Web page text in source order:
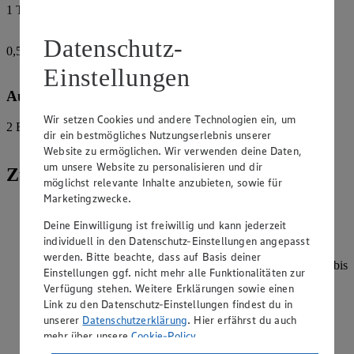
1 TL
0,5
Außerdem:
2 EL
Pflanzenöl, zum Arbeiten
Zubereitung
Zwiebel und Knoblauchzehen pellen und sehr fein reiben.
Petersilie waschen, trocken schütteln und sehr fein hacken.
Hackfleisch in eine Schüssel geben und mit Zwiebel,
Knoblauch, Petersilie, Ei und den Gewürzen vermengen.
Dabei nach und nach 70-80 ml eiskaltes Wasser einkneten, bis
eine klebrige, kompakte Masse entsteht. Die
Hackfleischmasse für 20 Minuten im Kühlschrank ziehen
lassen.
Airfryer auf 190 Grad vorheizen.
Datenschutz-
Einstellungen
Wir setzen Cookies und andere Technologien ein, um
dir ein bestmögliches Nutzungserlebnis unserer
Website zu ermöglichen. Wir verwenden deine Daten,
um unsere Website zu personalisieren und dir
möglichst relevante Inhalte anzubieten, sowie für
Marketingzwecke.
Deine Einwilligung ist freiwillig und kann jederzeit
individuell in den Datenschutz-Einstellungen angepasst
werden. Bitte beachte, dass auf Basis deiner
Einstellungen ggf. nicht mehr alle Funktionalitäten zur
Verfügung stehen. Weitere Erklärungen sowie einen
Link zu den Datenschutz-Einstellungen findest du in
unserer Datenschutzerklärung. Hier erfährst du auch
mehr über unsereCookie-Policy.